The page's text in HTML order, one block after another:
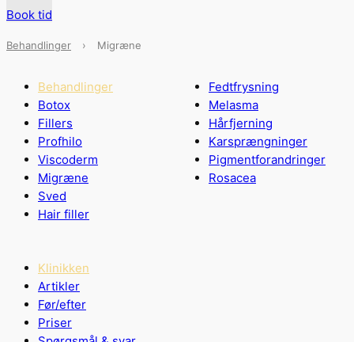
Book tid
Behandlinger › Migræne
Behandlinger
Botox
Fillers
Profhilo
Viscoderm
Migræne
Sved
Hair filler
Fedtfrysning
Melasma
Hårfjerning
Karsprængninger
Pigmentforandringer
Rosacea
Klinikken
Artikler
Før/efter
Priser